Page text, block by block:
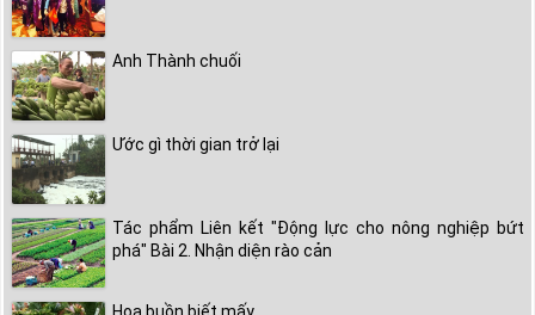
Anh Thành chuối
Ước gì thời gian trở lại
Tác phẩm Liên kết "Động lực cho nông nghiệp bứt
phá" Bài 2. Nhận diện rào cản
Hoa buồn biết mấy